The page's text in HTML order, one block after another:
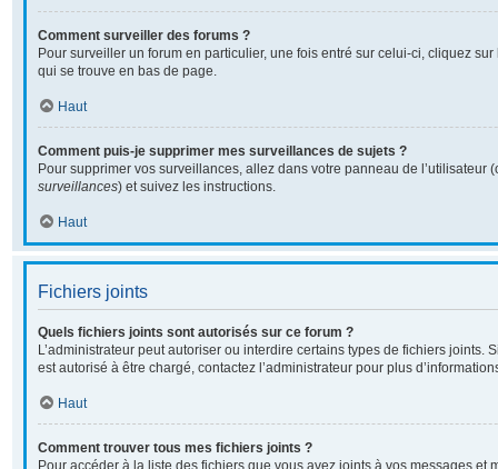
Comment surveiller des forums ?
Pour surveiller un forum en particulier, une fois entré sur celui-ci, cliquez
qui se trouve en bas de page.
Haut
Comment puis-je supprimer mes surveillances de sujets ?
Pour supprimer vos surveillances, allez dans votre panneau de l’utilisateur
surveillances) et suivez les instructions.
Haut
Fichiers joints
Quels fichiers joints sont autorisés sur ce forum ?
L’administrateur peut autoriser ou interdire certains types de fichiers joints.
est autorisé à être chargé, contactez l’administrateur pour plus
Haut
Comment trouver tous mes fichiers joints ?
Pour accéder à la liste des fichiers que vous avez joints à vos messages et